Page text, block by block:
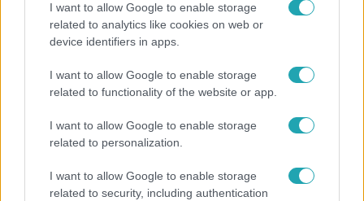
I want to allow Google to enable storage
related to analytics like cookies on web or
device identifiers in apps.
I want to allow Google to enable storage
related to functionality of the website or app.
I want to allow Google to enable storage
related to personalization.
I want to allow Google to enable storage
related to security, including authentication
A fiataloknak üzent Majka: „Hagyjátok ezt abba,
ez nagyon ciki!”